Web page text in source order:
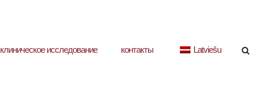
клиническое исследование контакты Latviešu